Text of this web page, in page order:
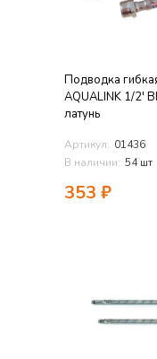
Подводка
AQUALINK 1/2'
латунь
Артикул: 01436
В наличии: 54 шт
353 ₽